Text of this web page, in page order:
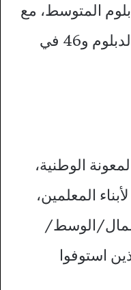
المتوسط، مع
تغطية 100% لـ47 لواء في الدبلوم و46 في
الوطنية،
لأبناء المعلمين،
الوسط/
استوفوا